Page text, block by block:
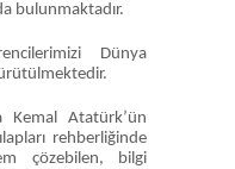
bulunmaktadır.
Dünya
Atatürk’ün
rehberliğinde
çözebilen, bilgi